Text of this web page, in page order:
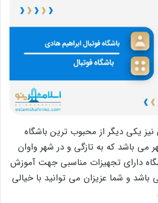
نیز یکی دیگر از محبوب ترین باشگاه
می باشد که به تازگی و در شهر واوان
دارای تجهیزات مناسبی جهت آموزش
باشد و شما عزیزان می توانید با خیالی